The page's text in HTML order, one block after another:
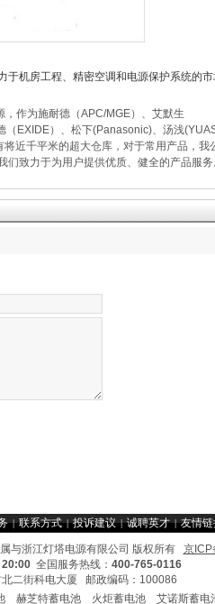
机房工程、精密空调和电源保护系统的
作为施耐德（APC/MGE）、艾默生
（EXIDE）、松下(Panasonic)、汤浅
近千平米的超大仓库，对于常用产品，我
们致力于为用户提供优质、健全的产品服
与浙江灯塔电源有限公司 版权所有 京
全国服务热线： 400-765-0116
二街科电大厦 邮政编码：100086
|联系方式 |投诉建议 |诚聘英才 |友情
赫芝特蓄电池 火炬蓄电池 艾诺斯蓄电